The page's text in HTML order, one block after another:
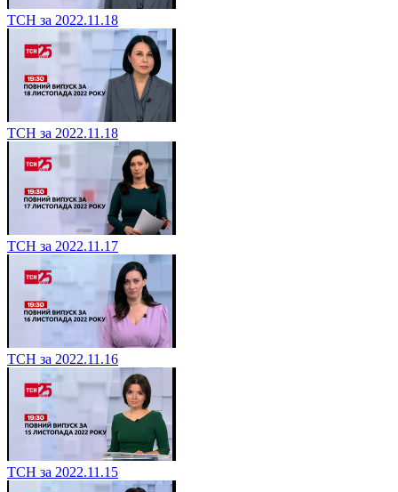
ТСН за 2022.11.18
ТСН за 2022.11.18
ТСН за 2022.11.17
ТСН за 2022.11.16
ТСН за 2022.11.15